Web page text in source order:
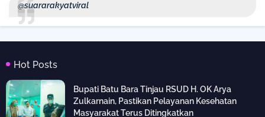
@suararakyatviral
Hot Posts
Bupati Batu Bara Tinjau RSUD H. OK Arya
Zulkarnain, Pastikan Pelayanan Kesehatan
Masyarakat Terus Ditingkatkan